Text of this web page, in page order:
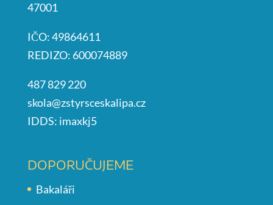
47001
IČO: 49864611
REDIZO: 600074889
487 829 220
skola@zstyrsceskalipa.cz
IDDS: imaxkj5
DOPORUČUJEME
Bakaláři